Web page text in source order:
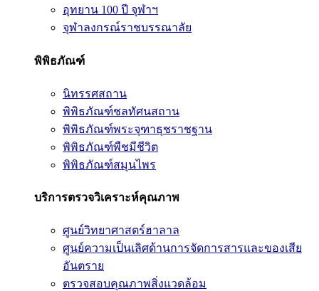
อุทยาน 100 ปี จุฬาฯ
จุฬาลงกรณ์ราชบรรณาลัย
พิพิธภัณฑ์
นิทรรศสถาน
พิพิธภัณฑ์ชลทัศนสถาน
พิพิธภัณฑ์พระจุฑาธุชราชฐาน
พิพิธภัณฑ์พืชมีชีวิต
พิพิธภัณฑ์สมุนไพร
บริการตรวจวิเคราะห์คุณภาพ
ศูนย์วิทยาศาสตร์ฮาลาล
ศูนย์ความเป็นเลิศด้านการจัดการสารและของเสีย
อันตราย
ตรวจสอบคุณภาพสิ่งแวดล้อม